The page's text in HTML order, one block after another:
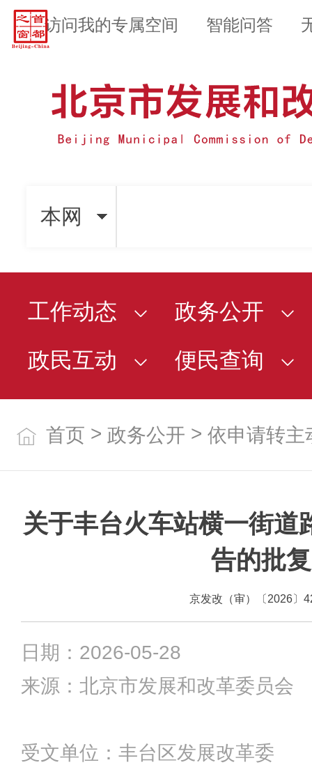
访问我的专属空间 智能问答
本网
工作动态
政务公开
政民互动
便民查询
首页 > 政务公开 > 依申请转主
关于丰台火车站横一街道
告的批复
京发改（审）〔2026〕
日期：2026-05-28
来源：北京市发展和改革委员会
受文单位：丰台区发展改革委